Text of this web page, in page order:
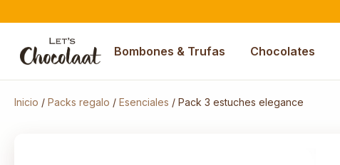
Bombones & Trufas Chocolates
Inicio / Packs regalo / Esenciales / Pack 3 estuches elegance